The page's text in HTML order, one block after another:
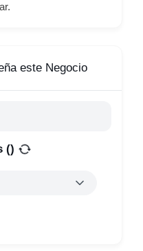
este Negocio
()